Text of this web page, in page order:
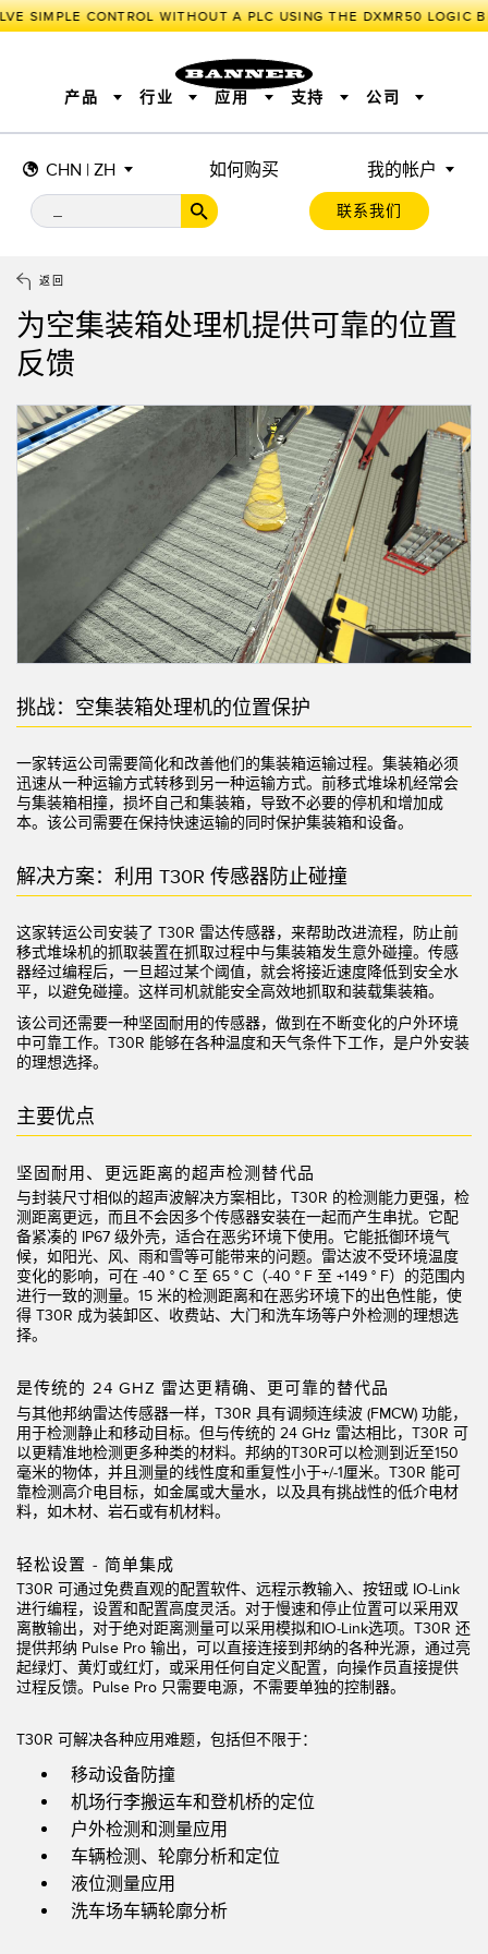
SIMPLE CONTROL WITHOUT A PLC USING THE DXMR50 LOGIC
CHN | ZH 如何购买 我的帐户
联系我们
产品
传感器 测量解决方案
照明和指示
机器安全
工业无线
BARCODE & VISION
绝对值旋转编码器
SNAP SIGNAL 附件 软件 技术
传感器
光电传感器
雷达传感器
超声波传感器
光纤
槽形和标签传感器
色标、颜色和荧光传感器
温度传感器
检测阵列和宽光束传感器
状态监测传感器
无线状态监测传感器
振动传感器
附件
附件
线缆
转换器
传感器GUI软件
邦纳测量传感器软件
技术
行业 应用
工业物联网与智能工厂
智能传感器
机器防护
追踪和跟踪
拾取指示灯
雷达应用
工业物联网与智能工厂
前缘检测
机器监控/设备综合效率
物料、服务或托盘取件呼叫
状况监测：预测性维护和预防性维护
设备综合效率 (OEE)
预测性维护与状态监控
预测性维护与状态监控
相关链接
IO-Link
支持 公司
返回
为空集装箱处理机提供可靠的位置
反馈
挑战：空集装箱处理机的位置保护
一家转运公司需要简化和改善他们的集装箱运输过程。集装箱必须
迅速从一种运输方式转移到另一种运输方式。前移式堆垛机经常会
与集装箱相撞，损坏自己和集装箱，导致不必要的停机和增加成
本。该公司需要在保持快速运输的同时保护集装箱和设备。
解决方案：利用 T30R 传感器防止碰撞
这家转运公司安装了 T30R 雷达传感器，来帮助改进流程，防止前
移式堆垛机的抓取装置在抓取过程中与集装箱发生意外碰撞。传感
器经过编程后，一旦超过某个阈值，就会将接近速度降低到安全水
平，以避免碰撞。这样司机就能安全高效地抓取和装载集装箱。
该公司还需要一种坚固耐用的传感器，做到在不断变化的户外环境
中可靠工作。T30R 能够在各种温度和天气条件下工作，是户外安装
的理想选择。
主要优点
坚固耐用、更远距离的超声检测替代品
与封装尺寸相似的超声波解决方案相比，T30R 的检测能力更强，检
测距离更远，而且不会因多个传感器安装在一起而产生串扰。它配
备紧凑的 IP67 级外壳，适合在恶劣环境下使用。它能抵御环境气
候，如阳光、风、雨和雪等可能带来的问题。雷达波不受环境温度
变化的影响，可在 -40 ° C 至 65 ° C（-40 ° F 至 +149 ° F）的范围内
进行一致的测量。15 米的检测距离和在恶劣环境下的出色性能，使
得 T30R 成为装卸区、收费站、大门和洗车场等户外检测的理想选
择。
是传统的 24 GHZ 雷达更精确、更可靠的替代品
与其他邦纳雷达传感器一样，T30R 具有调频连续波 (FMCW) 功能，
用于检测静止和移动目标。但与传统的 24 GHz 雷达相比，T30R 可
以更精准地检测更多种类的材料。邦纳的T30R可以检测到近至150
毫米的物体，并且测量的线性度和重复性小于+/-1厘米。T30R 能可
靠检测高介电目标，如金属或大量水，以及具有挑战性的低介电材
料，如木材、岩石或有机材料。
轻松设置 - 简单集成
T30R 可通过免费直观的配置软件、远程示教输入、按钮或 IO-Link
进行编程，设置和配置高度灵活。对于慢速和停止位置可以采用双
离散输出，对于绝对距离测量可以采用模拟和IO-Link选项。T30R 还
提供邦纳 Pulse Pro 输出，可以直接连接到邦纳的各种光源，通过亮
起绿灯、黄灯或红灯，或采用任何自定义配置，向操作员直接提供
过程反馈。Pulse Pro 只需要电源，不需要单独的控制器。
T30R 可解决各种应用难题，包括但不限于：
移动设备防撞
机场行李搬运车和登机桥的定位
户外检测和测量应用
车辆检测 、轮廓分析和定位
液位测量应用
洗车场车辆轮廓分析